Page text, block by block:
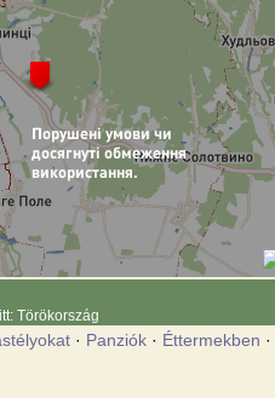
Törökország
· Panziók· Éttermekben ·